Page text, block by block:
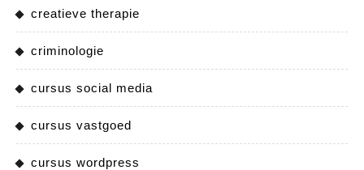
creatieve therapie
criminologie
cursus social media
cursus vastgoed
cursus wordpress